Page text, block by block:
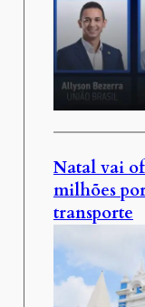
Natal vai
milhões
transporte